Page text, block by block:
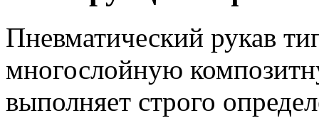
Пневматический рукав
многослойную
выполняет строго